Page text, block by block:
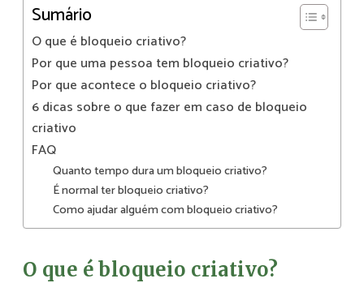
Sumário
O que é bloqueio criativo?
Por que uma pessoa tem bloqueio criativo?
Por que acontece o bloqueio criativo?
6 dicas sobre o que fazer em caso de bloqueio
criativo
FAQ
Quanto tempo dura um bloqueio criativo?
É normal ter bloqueio criativo?
Como ajudar alguém com bloqueio criativo?
O que é bloqueio criativo?